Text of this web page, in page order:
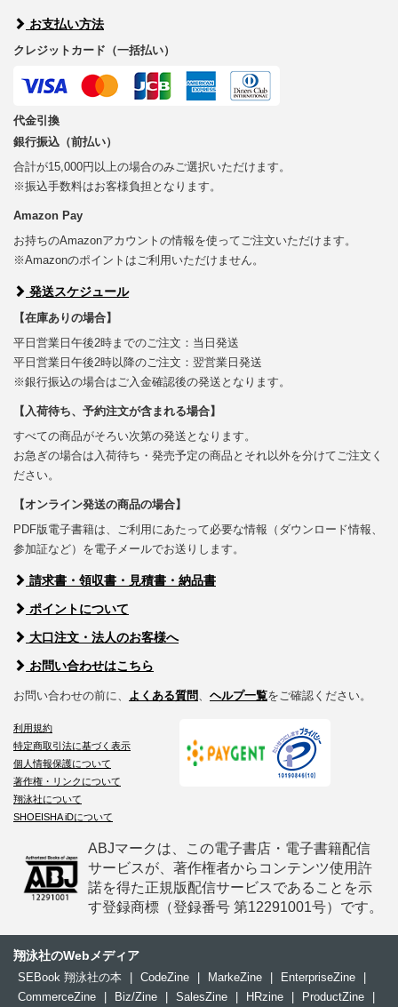
お支払い方法
クレジットカード（一括払い）
代金引換
銀行振込（前払い）
合計が15,000円以上の場合のみご選択いただけます。
※振込手数料はお客様負担となります。
Amazon Pay
お持ちのAmazonアカウントの情報を使ってご注文いただけます。
※Amazonのポイントはご利用いただけません。
発送スケジュール
【在庫ありの場合】
平日営業日午後2時までのご注文：当日発送
平日営業日午後2時以降のご注文：翌営業日発送
※銀行振込の場合はご入金確認後の発送となります。
【入荷待ち、予約注文が含まれる場合】
すべての商品がそろい次第の発送となります。
お急ぎの場合は入荷待ち・発売予定の商品とそれ以外を分けてご注文く
ださい。
【オンライン発送の商品の場合】
PDF版電子書籍は、ご利用にあたって必要な情報（ダウンロード情報、
参加証など）を電子メールでお送りします。
請求書・領収書・見積書・納品書
ポイントについて
大口注文・法人のお客様へ
お問い合わせはこちら
お問い合わせの前に、 よくある質問 ヘルプ一覧をご確認ください。
利用規約
特定商取引法に基づく表示
個人情報保護について
著作権・リンクについて
翔泳社について
SHOEISHA iDについて
ABJマークは、この電子書店・電子書籍配信
サービスが、著作権者からコンテンツ使用許
諾を得た正規版配信サービスであることを示
す登録商標（登録番号 第12291001号）です。
翔泳社のWebメディア
SEBook 翔泳社の本 CodeZine MarkeZine EnterpriseZine
CommerceZine
Biz/Zine SalesZine HRzine ProductZine